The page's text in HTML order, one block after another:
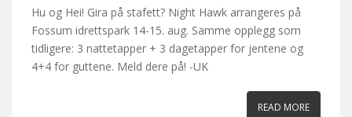
Hu og Hei! Gira på stafett? Night Hawk arrangeres på
Fossum idrettspark 14-15. aug. Samme opplegg som
tidligere: 3 nattetapper + 3 dagetapper for jentene og
4+4 for guttene. Meld dere på! -UK
READ MORE